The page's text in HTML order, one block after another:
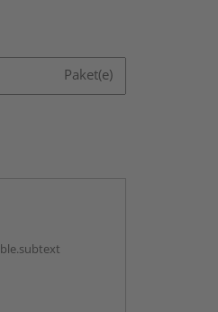
Paket(e)